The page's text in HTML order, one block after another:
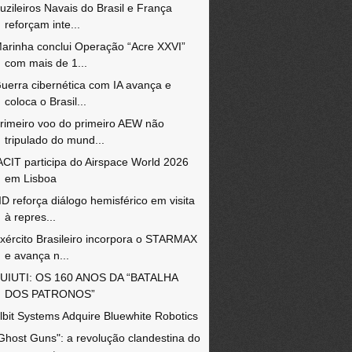
Navais do Brasil e França
reforçam inte...
conclui Operação “Acre XXVI”
com mais de 1...
cibernética com IA avança e
coloca o Brasil...
voo do primeiro AEW não
tripulado do mund...
participa do Airspace World 2026
em Lisboa
reforça diálogo hemisférico em visita
à repres...
Brasileiro incorpora o STARMAX
e avança n...
OS 160 ANOS DA “BATALHA
DOS PATRONOS”
Systems Adquire Bluewhite Robotics
Guns": a revolução clandestina do